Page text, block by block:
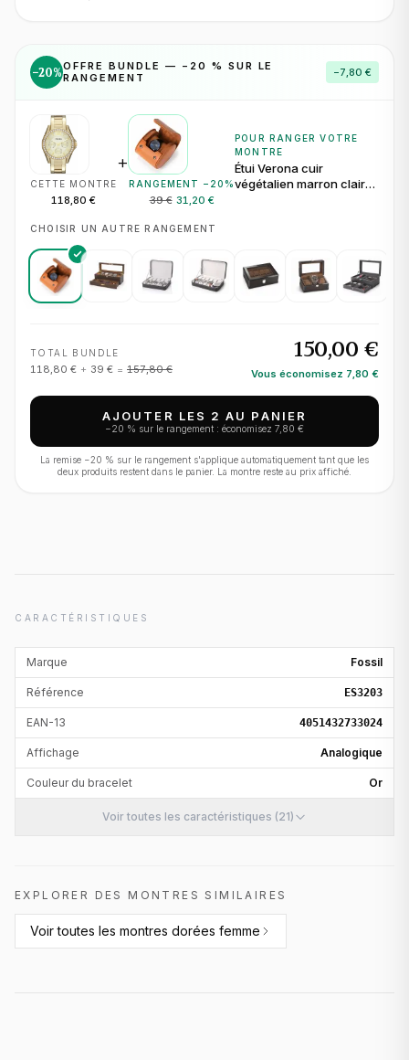
−20%OFFRE BUNDLE — − 20 % SUR LE
RANGEMENT
−7,80 €
CETTE MONTRE
118,80 €
+
RANGEMENT − 20 %
39 € 31,20 €
POUR RANGER VOTRE
MONTRE
Étui Verona cuir
végétalien marron clair
CHOISIR UN AUTRE RANGEMENT
TOTAL BUNDLE
118,80 € + 39 € = 157,80 €
150,00 €
Vous économisez 7,80 €
AJOUTER LES 2 AU PANIER
−20 % sur le rangement : économisez 7,80 €
La remise −20 % sur le rangement s'applique automatiquement tant que les
deux produits restent dans le panier. La montre reste au prix affiché.
CARACTÉRISTIQUES
Marque Fossil
Référence ES3203
EAN-13 4051432733024
Affichage Analogique
Couleur du bracelet Or
Voir toutes les caractéristiques (21)
EXPLORER DES MONTRES SIMILAIRES
Voir toutes les montres dorées femme